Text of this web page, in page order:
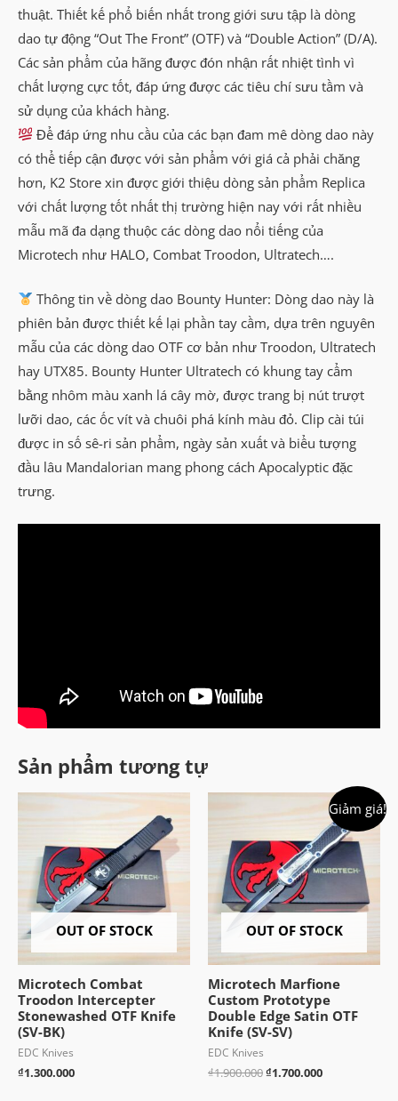
thuật. Thiết kế phổ biến nhất trong giới sưu tập là dòng
dao tự động “Out The Front” (OTF) và “Double Action” (D/A).
Các sản phẩm của hãng được đón nhận rất nhiệt tình vì
chất lượng cực tốt, đáp ứng được các tiêu chí sưu tầm và
sử dụng của khách hàng.
Để đáp ứng nhu cầu của các bạn đam mê dòng dao này
có thể tiếp cận được với sản phẩm với giá cả phải chăng
hơn, K2 Store xin được giới thiệu dòng sản phẩm Replica
với chất lượng tốt nhất thị trường hiện nay với rất nhiều
mẫu mã đa dạng thuộc các dòng dao nổi tiếng của
Microtech như HALO, Combat Troodon, Ultratech….
Thông tin về dòng dao Bounty Hunter: Dòng dao này là
phiên bản được thiết kế lại phần tay cầm, dựa trên nguyên
mẫu của các dòng dao OTF cơ bản như Troodon, Ultratech
hay UTX85. Bounty Hunter Ultratech có khung tay cẩm
bằng nhôm màu xanh lá cây mờ, được trang bị nút trượt
lưỡi dao, các ốc vít và chuôi phá kính màu đỏ. Clip cài túi
được in số sê-ri sản phẩm, ngày sản xuất và biểu tượng
đầu lâu Mandalorian mang phong cách Apocalyptic đặc
trưng.
Sản phẩm tương tự
OUT OF STOCK
Microtech Combat
Troodon Intercepter
Stonewashed OTF Knife
(SV-BK)
EDC Knives
₫1.300.000
Giảm giá!
OUT OF STOCK
Microtech Marfione
Custom Prototype
Double Edge Satin OTF
Knife (SV-SV)
EDC Knives
₫1.900.000Giá
₫1.700.000Giá